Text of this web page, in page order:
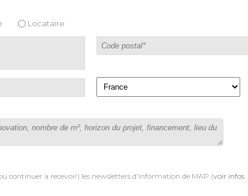
Locataire
continuer à recevoir) les newsletters d'information de MAP (voir infos